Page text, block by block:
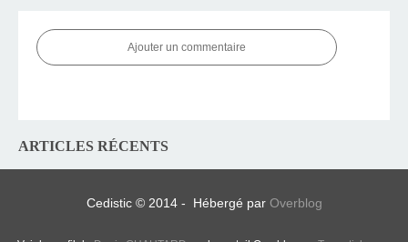
Ajouter un commentaire
ARTICLES RÉCENTS
Cedistic © 2014 - Hébergé par Overblog